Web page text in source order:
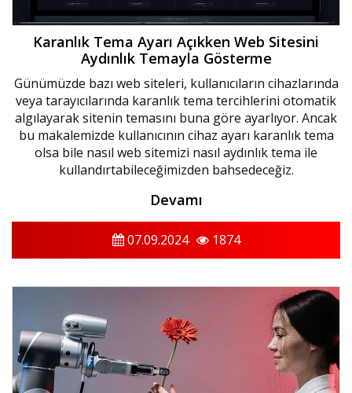
Karanlık Tema Ayarı Açıkken Web Sitesini
Aydınlık Temayla Gösterme
Günümüzde bazı web siteleri, kullanıcıların cihazlarında
veya tarayıcılarında karanlık tema tercihlerini otomatik
algılayarak sitenin temasını buna göre ayarlıyor. Ancak
bu makalemizde kullanıcının cihaz ayarı karanlık tema
olsa bile nasıl web sitemizi nasıl aydınlık tema ile
kullandırtabileceğimizden bahsedeceğiz.
Devamı
07.09.2024 1874